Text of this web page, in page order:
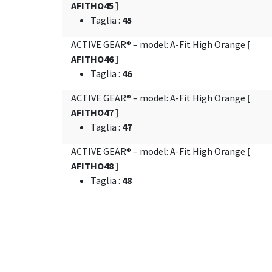
AFITHO45 ]
Taglia : 45
ACTIVE GEAR® – model: A-Fit High Orange [
AFITHO46 ]
Taglia : 46
ACTIVE GEAR® – model: A-Fit High Orange [
AFITHO47 ]
Taglia : 47
ACTIVE GEAR® – model: A-Fit High Orange [
AFITHO48 ]
Taglia : 48